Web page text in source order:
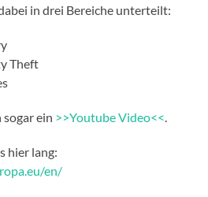
in drei Bereiche unterteilt:
Theft
sogar ein >>Youtube Video<<.
hier lang:
en/